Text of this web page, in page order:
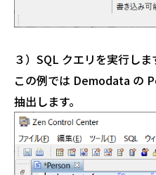
３）SQL クエリを実行しま
この例では Demodata の
抽出します。